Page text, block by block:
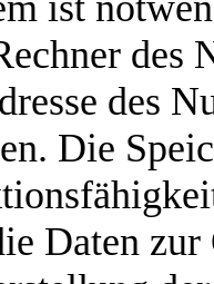
des
des
Die
Daten